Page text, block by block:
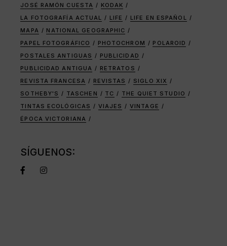
JOSÉ RAMÓN CUESTA
KODAK
LA FOTOGRAFÍA ACTUAL
LIFE
LIFE EN ESPAÑOL
MAPA
NATIONAL GEOGRAPHIC
PAPEL FOTOGRÁFICO
PHOTOCHROM
POLAROID
POSTALES ANTIGUAS
PUBLICIDAD
PUBLICIDAD ANTIGUA
RETRATOS
REVISTA FRANCESA
REVISTAS
SIGLO XIX
SOTHEBY'S
TASCHEN TC
THE QUIET STUDIO
TINTAS ECOLÓGICAS
VIAJES
VINTAGE
ÉPOCA VICTORIANA
SÍGUENOS: